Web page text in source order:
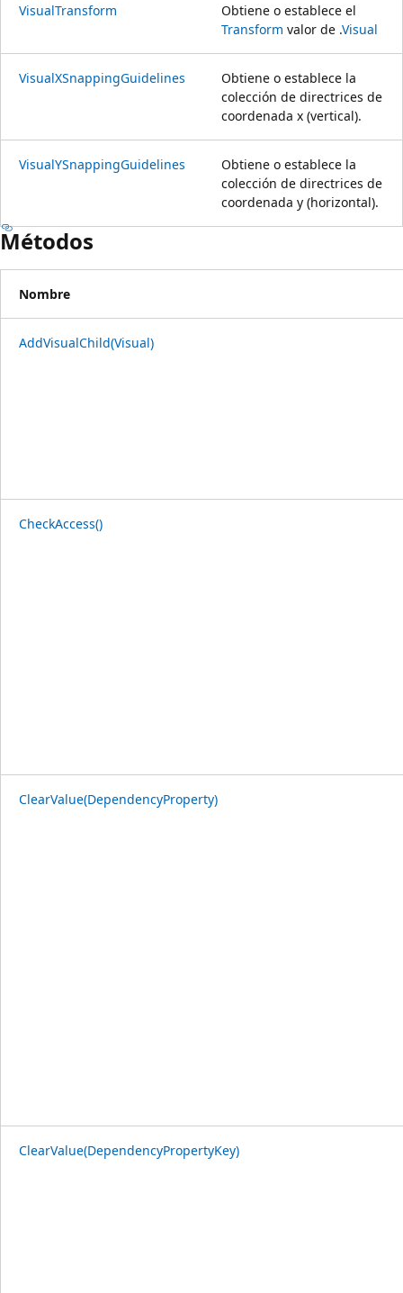
VisualTransform
Obtiene o establece el
Transform valor de .Visual
VisualXSnappingGuidelines
Obtiene o establece la
colección de directrices de
coordenada x (vertical).
VisualYSnappingGuidelines
Obtiene o establece la
colección de directrices de
coordenada y (horizontal).
Métodos
Nombre
AddVisualChild(Visual)
CheckAccess()
ClearValue(DependencyProperty)
ClearValue(DependencyPropertyKey)